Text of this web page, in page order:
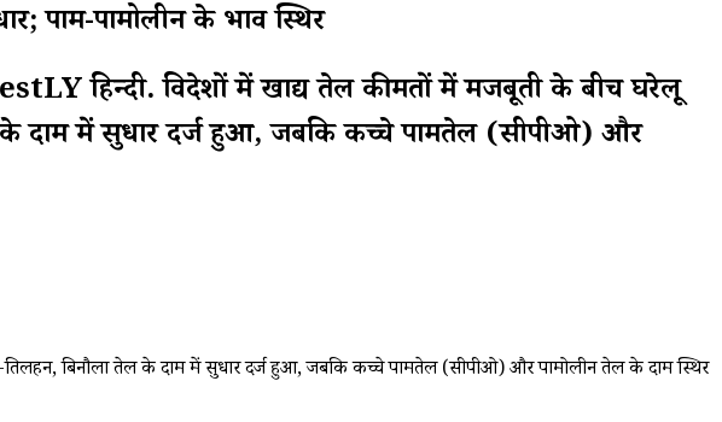
पाम-पामोलीन के भाव स्थिर
विदेशों में खाद्य तेल कीमतों में मजबूती के बीच घरेलू
के दाम में सुधार दर्ज हुआ, जबकि कच्चे पामतेल (सीपीओ) और
बिनौला तेल के दाम में सुधार दर्ज हुआ, जबकि कच्चे पामतेल (सीपीओ) और पामोलीन तेल के दाम स्थिर